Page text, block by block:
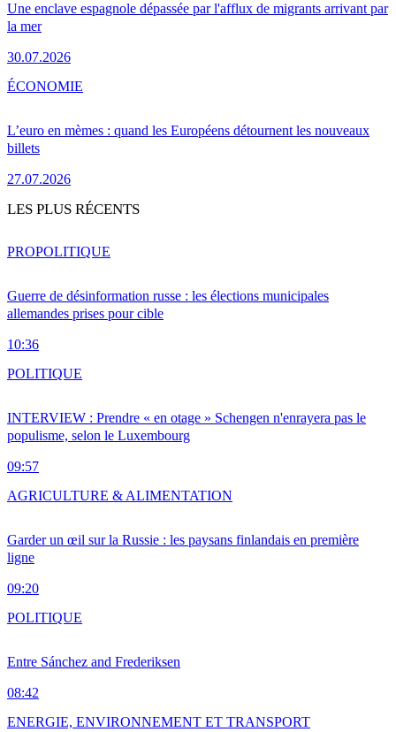
Une enclave espagnole dépassée par l'afflux de migrants arrivant par
la mer
30.07.2026
L’euro en mèmes : quand les Européens détournent les nouveaux
billets
27.07.2026
ÉCONOMIE
LES PLUS RÉCENTS
Guerre de désinformation russe : les élections municipales
allemandes prises pour cible
10:36
PROPOLITIQUE
INTERVIEW : Prendre « en otage » Schengen n'enrayera pas le
populisme, selon le Luxembourg
09:57
POLITIQUE
Garder un œil sur la Russie : les paysans finlandais en première
ligne
09:20
AGRICULTURE & ALIMENTATION
Entre Sánchez and Frederiksen
08:42
POLITIQUE
ENERGIE, ENVIRONNEMENT ET TRANSPORT